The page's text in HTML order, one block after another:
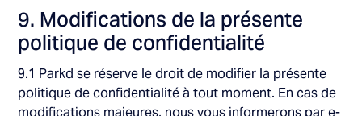
9. Modifications de la présente
politique de confidentialité
9.1 Parkd se réserve le droit de modifier la présente
politique de confidentialité à tout moment. En cas de
modifications majeures, nous vous informerons par e-